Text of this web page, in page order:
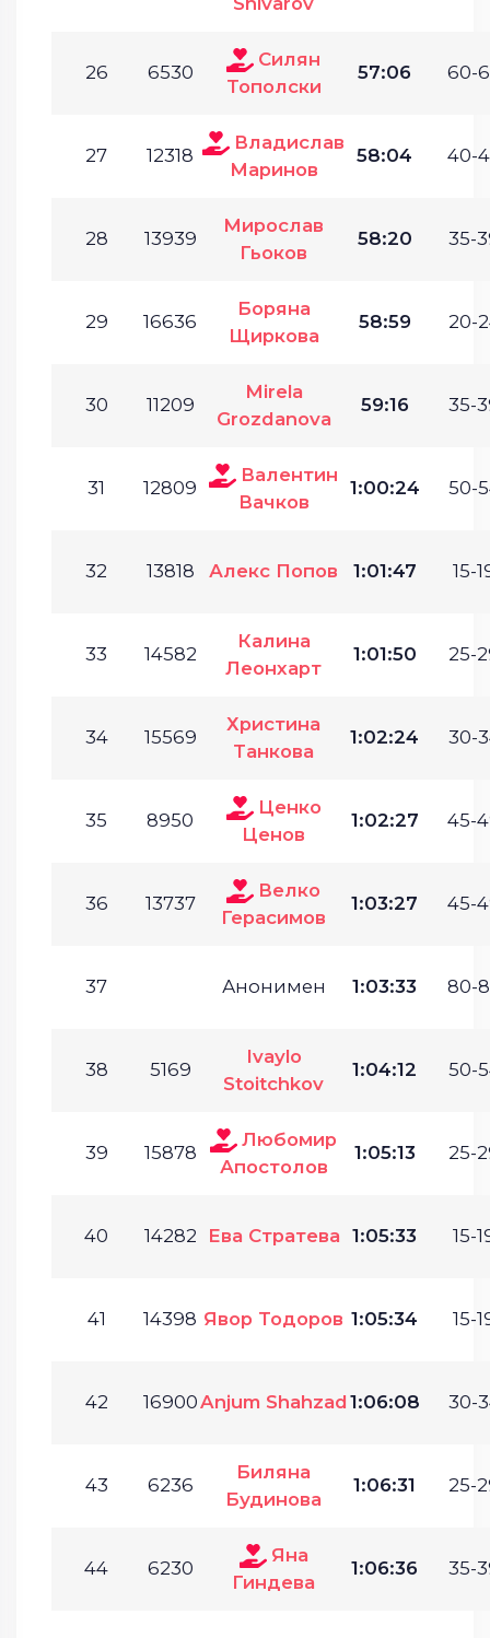
26 6530
Силян
Тополски
57:06 60-
27 12318
Владислав
Маринов
58:04 40-
28 13939
Мирослав
Гьоков
58:20 35-
29 16636
Боряна
Щиркова
58:59 20-
30 11209
Mirela
Grozdanova
59:16 35-
31 12809
Валентин
Вачков
1:00:24 50-
32 13818 Алекс Попов 1:01:47 15-
33 14582
Калина
Леонхарт
1:01:50 25-
34 15569
Христина
Танкова
1:02:24 30-
35 8950
Ценко
Ценов
1:02:27 45-
36 13737
Велко
Герасимов
1:03:27 45-
37 Анонимен 1:03:33 80-
38 5169
Ivaylo
Stoitchkov
1:04:12 50-
39 15878
Любомир
Апостолов
1:05:13 25-
40 14282 Ева Стратева 1:05:33 15-
41 14398 Явор Тодоров 1:05:34 15-
42 16900Anjum Shahzad 1:06:08 30-
43 6236
Биляна
Будинова
1:06:31 25-
44 6230
Яна
Гиндева
1:06:36 35-